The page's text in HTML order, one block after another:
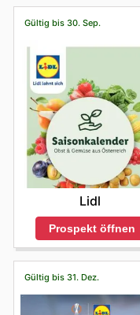
Gültig bis 30. Sep.
Lidl
Prospekt öffnen
Gültig bis 31. Dez.